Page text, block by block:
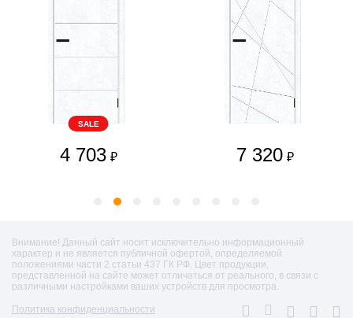
SALE
4 703 ₽ 7 320 ₽
Внимание! Данный сайт носит исключительно информационный
характер и не является публичной офертой, определяемой
положениями части 2 статьи 437 ГК РФ. Цвет продукции,
представленной на сайте может отличаться от реального, в связи с
различными настройками ваших устройств для просмотра.
Политика конфиденциальности